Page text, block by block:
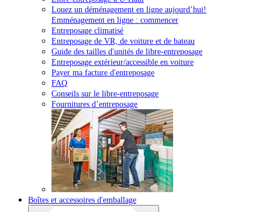
Louez un déménagement en ligne aujourd’hui!
Emménagement en ligne : commencer
Entreposage climatisé
Entreposage de VR, de voiture et de bateau
Guide des tailles d'unités de libre-entreposage
Entreposage extérieur/accessible en voiture
Payer ma facture d'entreposage
FAQ
Conseils sur le libre-entreposage
Fournitures d’entreposage
Boîtes et accessoires d'emballage